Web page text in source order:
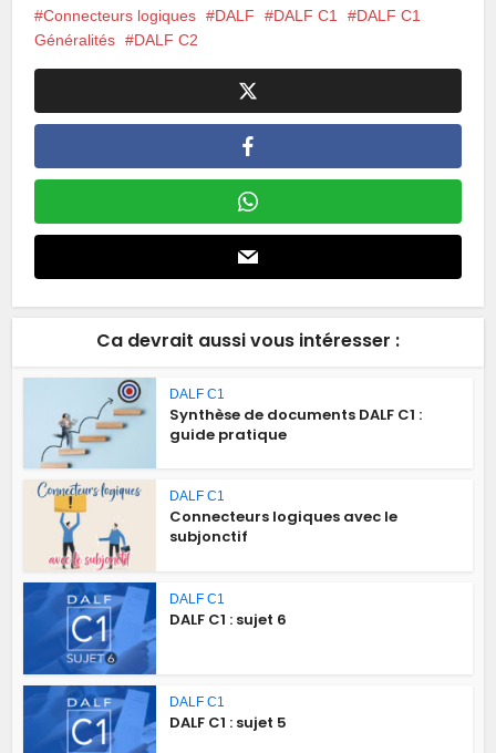
Connecteurs logiques DALF DALF C1
DALF C1
Généralités
DALF C2
Ca devrait aussi vous intéresser :
DALF C1
Synthèse de documents DALF C1 :
guide pratique
DALF C1
Connecteurs logiques avec le
subjonctif
DALF C1
DALF C1 : sujet 6
DALF C1
DALF C1 : sujet 5